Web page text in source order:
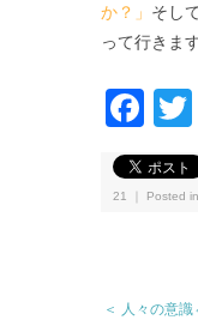
か？」 そして
って行きま
21 ｜ Posted in
＜ 人々の意